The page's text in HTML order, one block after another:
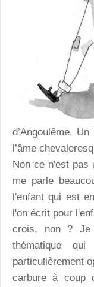
d’Angoulême.
l’âme
Non ce n'est pas
me parle
l'enfant qui est
l'on écrit pour
crois, non ?
thématique
particulièrement
carbure à coup